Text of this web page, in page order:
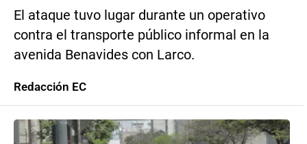
El ataque tuvo lugar durante un operativo
contra el transporte público informal en la
avenida Benavides con Larco.
Redacción EC